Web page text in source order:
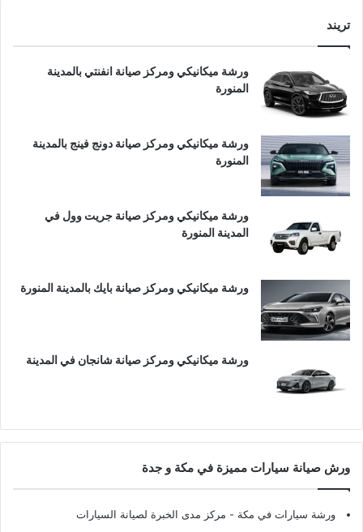
تريند
ورشة ميكانيكي ومركز صيانة انفنتي بالمدينة
المنورة
ورشة ميكانيكي ومركز صيانة دونج فينج بالمدينة
المنورة
ورشة ميكانيكي ومركز صيانة جريت وول في
المدينة المنورة
ورشة ميكانيكي ومركز صيانة بايك بالمدينة المنورة
ورشة ميكانيكي ومركز صيانة شانجان في المدينة
ورش صيانة سيارات مميزة في مكة و جدة
ورشة سيارات في مكة - مركز مدى الخبرة لصيانة السيارات